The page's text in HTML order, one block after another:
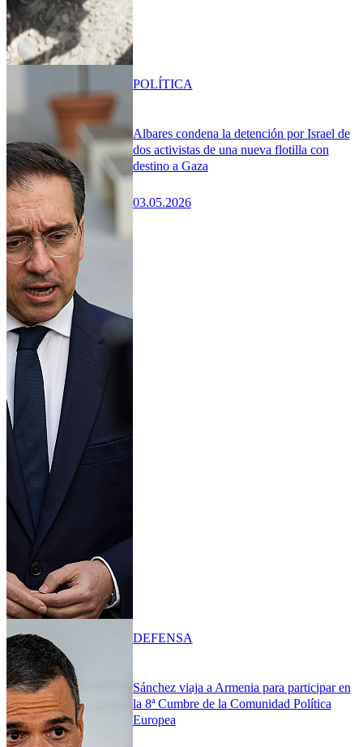
Albares condena la detención por Israel de
dos activistas de una nueva flotilla con
destino a Gaza
03.05.2026
POLÍTICA
Sánchez viaja a Armenia para participar en
la 8ª Cumbre de la Comunidad Política
Europea
DEFENSA